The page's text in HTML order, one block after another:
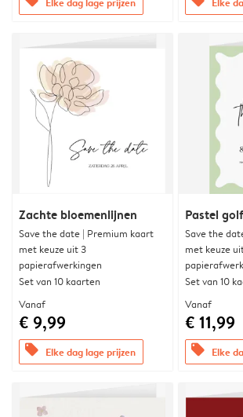
Zachte bloemenlijnen
Save the date | Premium kaart
met keuze uit 3
papierafwerkingen
Set van 10 kaarten
Vanaf
€ 9,99
offers Elke dag lage prijzen
Pastel
Save the
met keuze
Set van 10
Vanaf
€ 11,99
offers Elke